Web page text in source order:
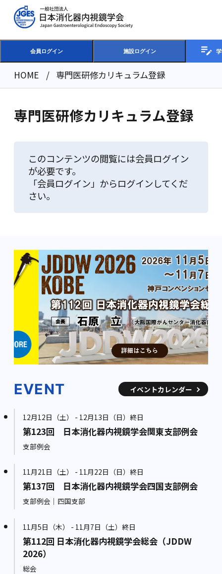
会員ログイン 施設ログイン
HOME 専門医研修カリキュラム登録
専門医研修カリキュラム登録
このコンテンツの閲覧には会員ログイン
が必要です。
「会員ログイン」からログインしてくだ
さい。
EVENT イベントカレンダー
12月12日（土） - 12月13日（日）終日
第123回 日本消化器内視鏡学会関東支部例会
支部例会
11月21日（土） - 11月22日（日）終日
第137回 日本消化器内視鏡学会四国支部例会
支部例会｜四国支部
11月5日（木） - 11月7日（土）終日
第112回 日本消化器内視鏡学会総会（JDDW
2026）
総会